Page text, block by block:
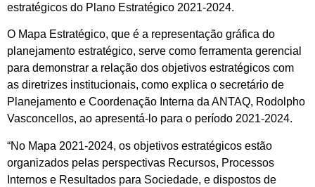
estratégicos do Plano Estratégico 2021-2024.
O Mapa Estratégico, que é a representação gráfica do
planejamento estratégico, serve como ferramenta gerencial
para demonstrar a relação dos objetivos estratégicos com
as diretrizes institucionais, como explica o secretário de
Planejamento e Coordenação Interna da ANTAQ, Rodolpho
Vasconcellos, ao apresentá-lo para o período 2021-2024.
“No Mapa 2021-2024, os objetivos estratégicos estão
organizados pelas perspectivas Recursos, Processos
Internos e Resultados para Sociedade, e dispostos de